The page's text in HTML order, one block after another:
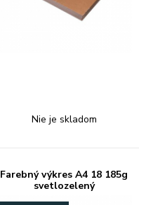
Nie je skladom
Farebný výkres A4 18 185g
svetlozelený